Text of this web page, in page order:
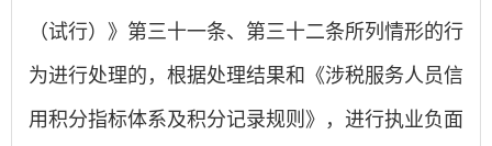
（试行）》第三十一条、第三十二条所列情形的行
为进行处理的，根据处理结果和《涉税服务人员信
用积分指标体系及积分记录规则》，进行执业负面